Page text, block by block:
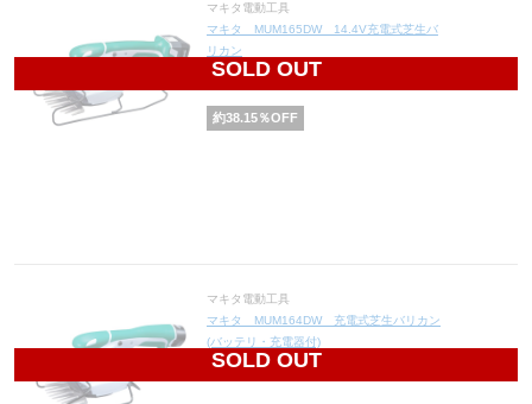
SOLD OUT
マキタ電動工具
マキタ MUM165DW 14.4V充電式芝生バ
リカン
13,112
約38.15％OFF
SOLD OUT
マキタ電動工具
マキタ MUM164DW 充電式芝生バリカン
(バッテリ・充電器付)
13,206